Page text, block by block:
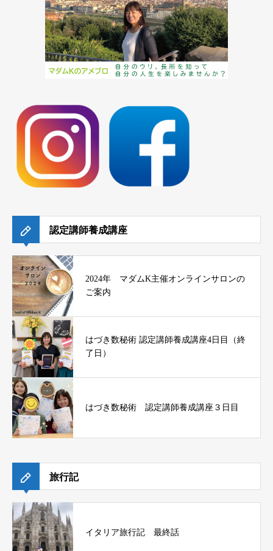
認定講師養成講座
2024年 マダムK主催オンラインサロンの
ご案内
はづき数秘術 認定講師養成講座4日目（終
了日）
はづき数秘術 認定講師養成講座３日目
旅行記
イタリア旅行記 最終話